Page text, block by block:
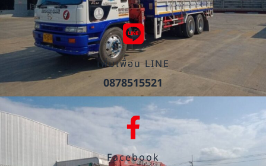
เพิ่มเพื่อน LINE
0878515521
Facebook